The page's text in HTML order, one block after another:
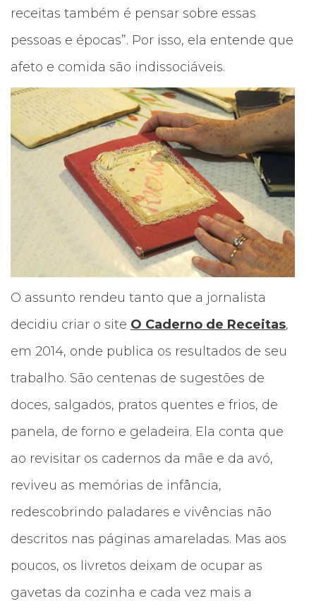
receitas também é pensar sobre essas
pessoas e épocas”. Por isso, ela entende que
afeto e comida são indissociáveis.
O assunto rendeu tanto que a jornalista
decidiu criar o site O Caderno de Receitas,
em 2014, onde publica os resultados de seu
trabalho. São centenas de sugestões de
doces, salgados, pratos quentes e frios, de
panela, de forno e geladeira. Ela conta que
ao revisitar os cadernos da mãe e da avó,
reviveu as memórias de infância,
redescobrindo paladares e vivências não
descritos nas páginas amareladas. Mas aos
poucos, os livretos deixam de ocupar as
gavetas da cozinha e cada vez mais a